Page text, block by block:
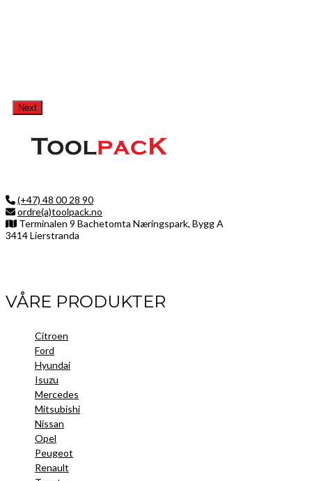
Next
(+47) 48 00 28 90
ordre(a)toolpack.no
Terminalen 9 Bachetomta Næringspark, Bygg A
3414 Lierstranda
VÅRE PRODUKTER
Citroen
Ford
Hyundai
Isuzu
Mercedes
Mitsubishi
Nissan
Opel
Peugeot
Renault